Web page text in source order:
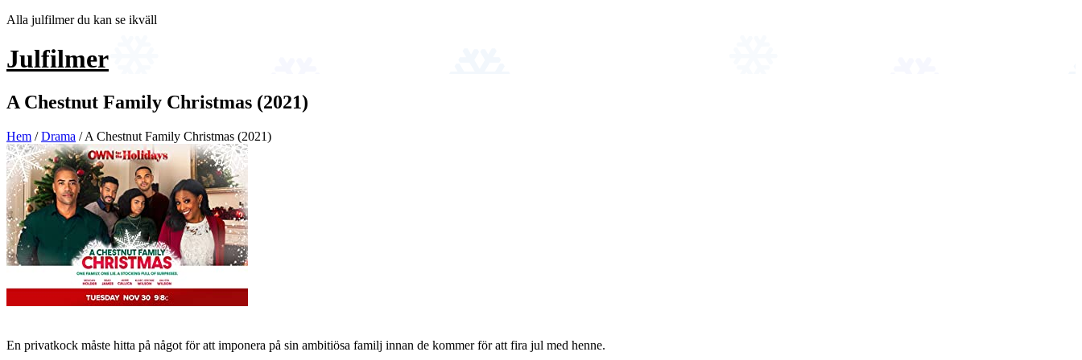
Hoppa
innehåll
Alla julfilmer du kan se ikväll
Julfilmer
A Chestnut Family Christmas (2021)
Hem /Drama / A Chestnut Family Christmas (2021)
En privatkock måste hitta på något för att imponera på sin ambitiösa familj innan de kommer för att fira jul med henne.